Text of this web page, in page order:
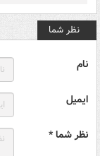
نظر شما
نام
ایمیل
نظر شما *